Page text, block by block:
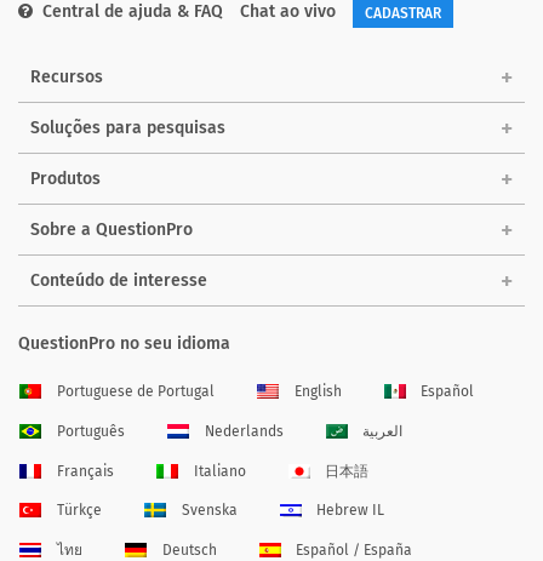
Central de ajuda & FAQ Chat ao vivo CADASTRAR
Recursos
Soluções para pesquisas
Produtos
Sobre a QuestionPro
Conteúdo de interesse
QuestionPro no seu idioma
Portuguese de Portugal English Español
Português Nederlands العربية
Français Italiano 日本語
Türkçe Svenska Hebrew IL
ไทย Deutsch Español / España